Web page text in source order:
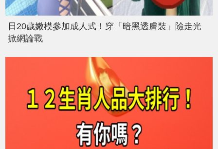
日20歲嫩模參加成人式！穿「暗黑透膚裝」險走光
掀網論戰